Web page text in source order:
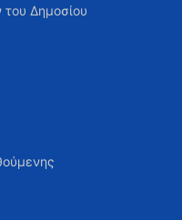
Δημοσίου